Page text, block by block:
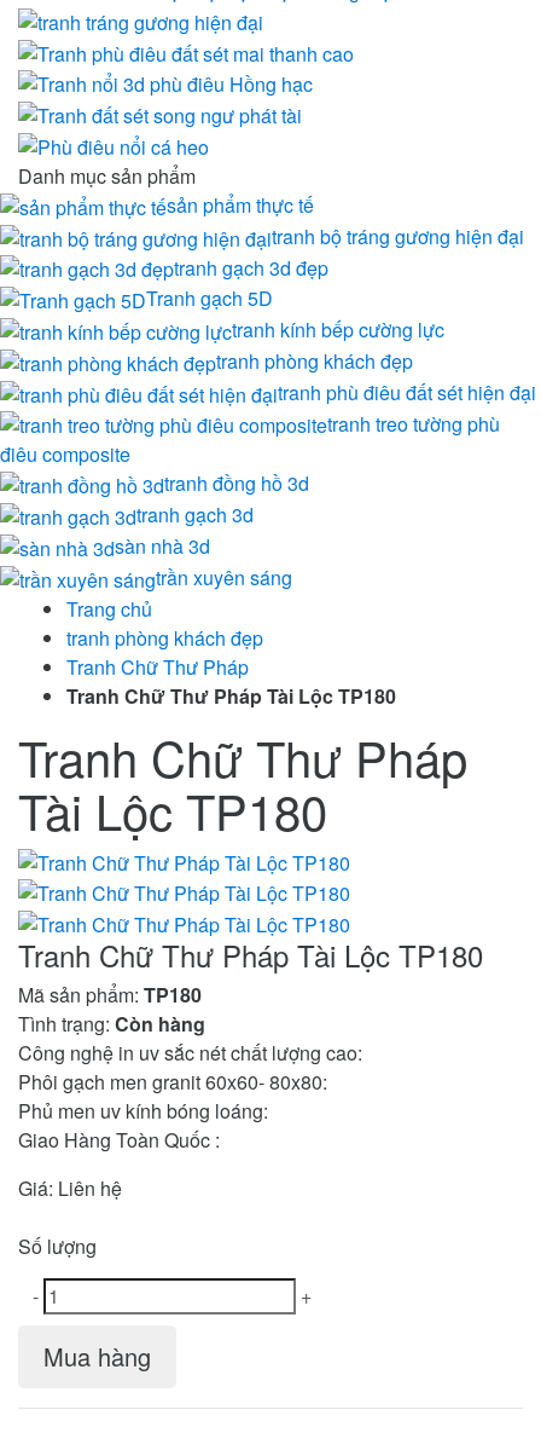
Danh mục sản phẩm
sản phẩm thực tế
tranh bộ tráng gương hiện đại
tranh gạch 3d đẹp
Tranh gạch 5D
tranh kính bếp cường lực
tranh phòng khách đẹp
tranh phù điêu đất sét hiện đại
tranh treo tường phù
điêu composite
tranh đồng hồ 3d
tranh gạch 3d
sàn nhà 3d
trần xuyên sáng
Trang chủ
tranh phòng khách đẹp
Tranh Chữ Thư Pháp
Tranh Chữ Thư Pháp Tài Lộc TP180
Tranh Chữ Thư Pháp
Tài Lộc TP180
Tranh Chữ Thư Pháp Tài Lộc TP180
Mã sản phẩm: TP180
Tình trạng: Còn hàng
Công nghệ in uv sắc nét chất lượng cao:
Phôi gạch men granit 60x60- 80x80:
Phủ men uv kính bóng loáng:
Giao Hàng Toàn Quốc :
Giá: Liên hệ
Số lượng
-
+
Mua hàng